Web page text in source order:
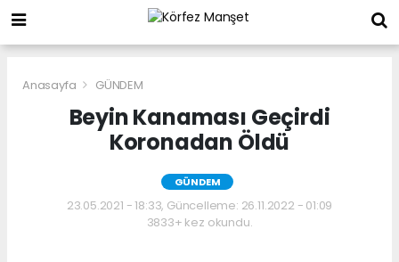
Anasayfa GÜNDEM
Beyin Kanaması Geçirdi
Koronadan Öldü
GÜNDEM
23.05.2021 - 18:33, Güncelleme: 26.11.2022 - 01:09
3833+ kez okundu.